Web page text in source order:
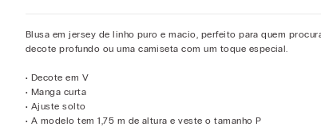
Blusa em jersey de linho puro e macio, perfeito para quem
decote profundo ou uma camiseta com um toque especial.
• Decote em V
• Manga curta
• Ajuste solto
• A modelo tem 1,75 m de altura e veste o tamanho P